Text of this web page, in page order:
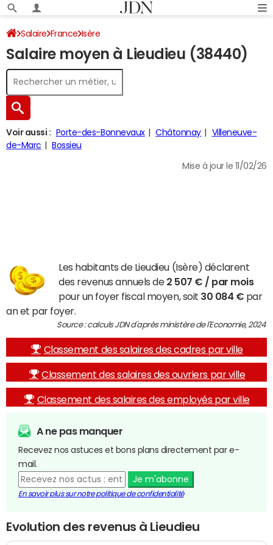
Salaire France Isère
Salaire moyen à Lieudieu (38440)
Voir aussi : Porte-des-Bonnevaux Châtonnay
Villeneuve-
de-Marc
Bossieu
Mise à jour le 11/02/26
Les habitants de Lieudieu (Isère) déclarent
des revenus annuels de 2 507 € / par mois
pour un foyer fiscal moyen, soit 30 084 € par
an et par foyer.
Source : calculs JDN d'après ministère de l'Economie, 2024
Classement des salaires des cadres par ville
Classement des salaires des ouvriers par ville
Classement des salaires des employés par ville
A ne pas manquer
Recevez nos astuces et bons plans directement par e-
mail.
Je m'abonne
En savoir plus sur notre politique de confidentialité
Evolution des revenus à Lieudieu